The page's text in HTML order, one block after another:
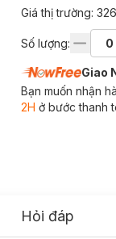
Giá thị trường:
Số lượng:
Giao
Bạn muốn nhận
2H ở bước thanh
Hỏi đáp